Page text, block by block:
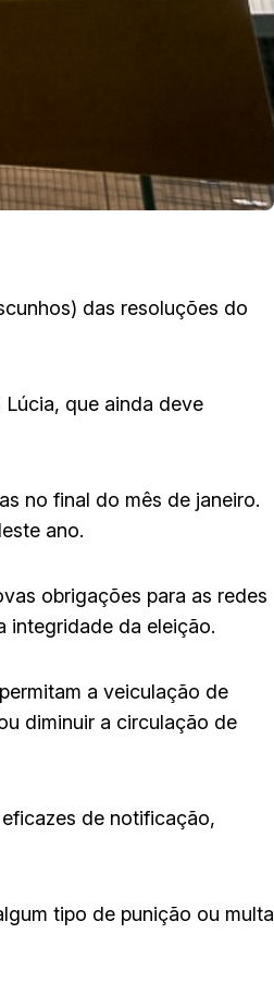
das resoluções do
que ainda deve
no final do mês de janeiro.
ano.
obrigações para as redes
integridade da eleição.
a veiculação de
diminuir a circulação de
de notificação,
tipo de punição ou multa